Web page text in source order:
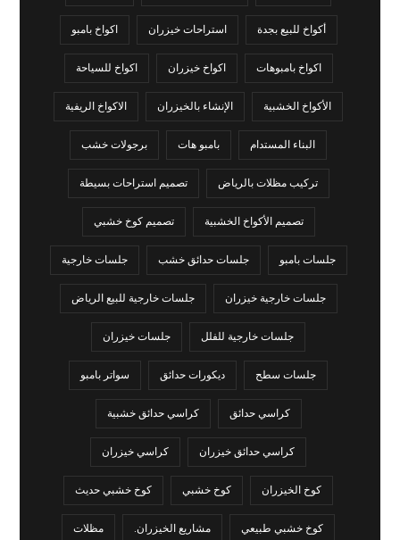
أكواخ للبيع بجدة استراحات خيزران اكواخ بامبو
اكواخ بامبوهات اكواخ خيزران اكواخ للسياحة
الأكواخ الخشبية الإنشاء بالخيزران الاكواخ الريفية
البناء المستدام بامبو هات برجولات خشب
تركيب مظلات بالرياض تصميم استراحات بسيطة
تصميم الأكواخ الخشبية تصميم كوخ خشبي
جلسات بامبو جلسات حدائق خشب جلسات خارجية
جلسات خارجية خيزران جلسات خارجية للبيع الرياض
جلسات خارجية للفلل جلسات خيزران
جلسات سطح ديكورات حدائق سواتر بامبو
كراسي حدائق كراسي حدائق خشبية
كراسي حدائق خيزران كراسي خيزران
كوخ الخيزران كوخ خشبي كوخ خشبي حديث
كوخ خشبي طبيعي مشاريع الخيزران. مظلات